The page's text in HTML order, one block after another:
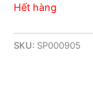
Hết hàng
SKU: SP000905